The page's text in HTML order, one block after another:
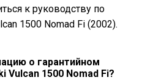
к руководству по
1500 Nomad Fi (2002).
о гарантийном
Vulcan 1500 Nomad Fi?